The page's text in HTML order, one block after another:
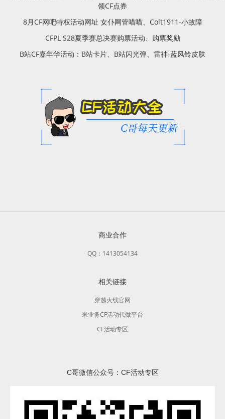
领CF点券
8月CF网吧特权活动网址 女仆网管喵喵、Colt1911-小故障
CFPL S28夏季赛总决赛购票活动、购票奖励
B站CF嘉年华活动：B站卡片、B站闪光弹、雷神-蓝风铃皮肤
商业合作
QQ：1413054134
相关链接
穿越火线官网
米业务CF活动代做平台
CF活动专区
C哥微信公众号：CF活动专区